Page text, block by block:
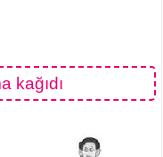
kağıdı